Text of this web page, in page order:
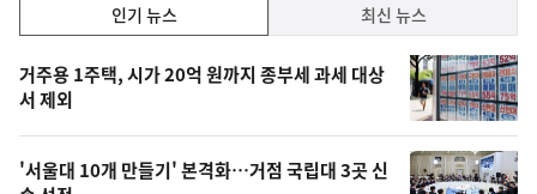
기,
최
신,
오
인기 뉴스 최신 뉴스
인
기
뉴
스
거주용 1주택, 시가 20억 원까지 종부세 과세 대상
서 제외
'서울대 10개 만들기' 본격화…거점 국립대 3곳 신